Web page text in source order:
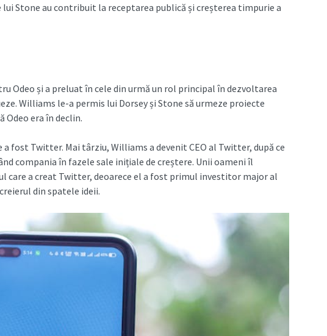
Stone au contribuit la receptarea publică și creșterea timpurie a
Odeo și a preluat în cele din urmă un rol principal în dezvoltarea
Williams le-a permis lui Dorsey și Stone să urmeze proiecte
Odeo era în declin.
fost Twitter. Mai târziu, Williams a devenit CEO al Twitter, după ce
compania în fazele sale inițiale de creștere. Unii oameni îl
care a creat Twitter, deoarece el a fost primul investitor major al
din spatele ideii.